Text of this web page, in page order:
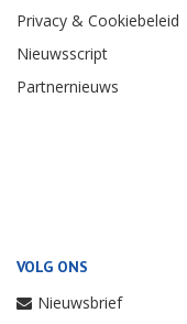
Privacy & Cookiebeleid
Nieuwsscript
Partnernieuws
VOLG ONS
Nieuwsbrief